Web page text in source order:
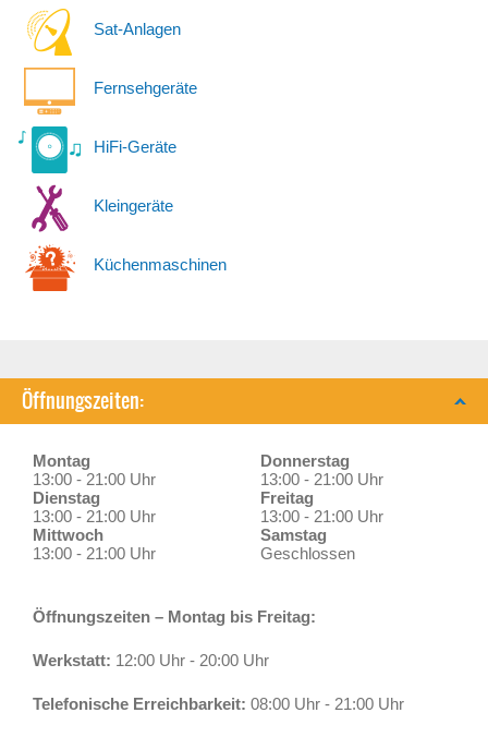
Sat-Anlagen
Fernsehgeräte
HiFi-Geräte
Kleingeräte
Küchenmaschinen
Öffnungszeiten:
Montag
13:00 - 21:00 Uhr
Dienstag
13:00 - 21:00 Uhr
Mittwoch
13:00 - 21:00 Uhr
Donnerstag
13:00 - 21:00 Uhr
Freitag
13:00 - 21:00 Uhr
Samstag
Geschlossen
Öffnungszeiten – Montag bis Freitag:
Werkstatt: 12:00 Uhr - 20:00 Uhr
Telefonische Erreichbarkeit: 08:00 Uhr - 21:00 Uhr